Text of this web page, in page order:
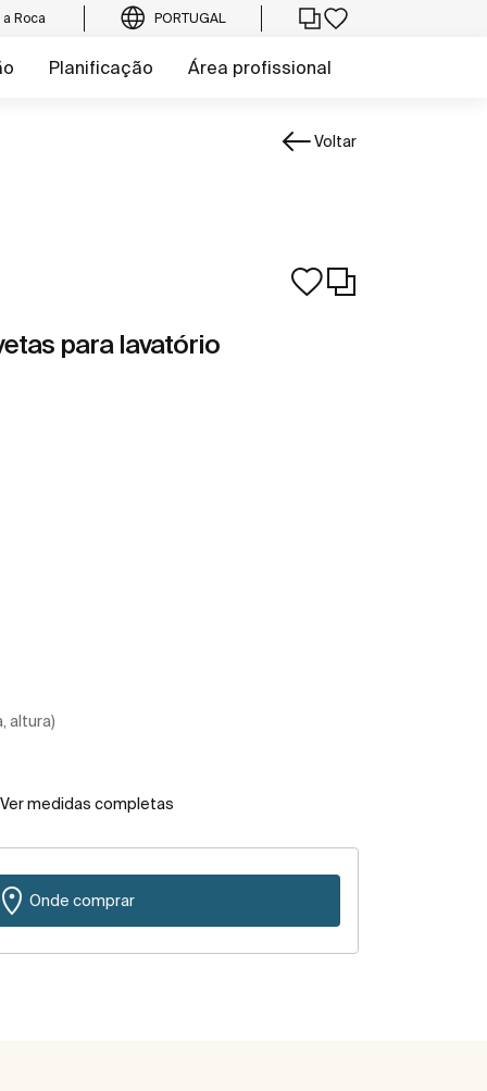
a Roca PORTUGAL
Planificação Área profissional
Voltar
para lavatório
altura)
Ver medidas completas
Onde comprar